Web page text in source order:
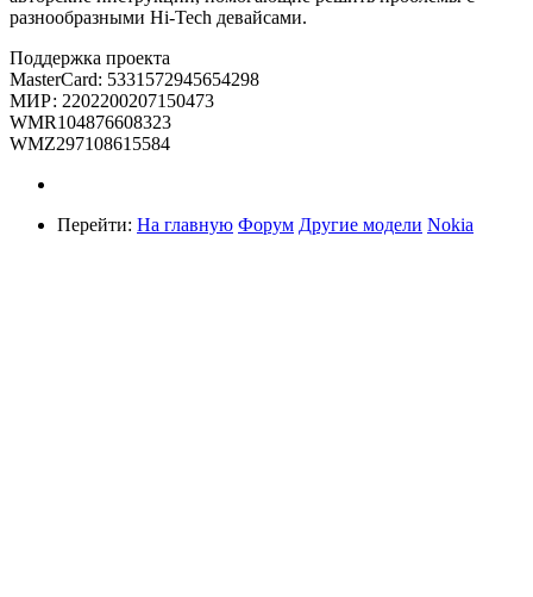
разнообразными Hi-Tech девайсами.
Поддержка проекта
MasterCard: 5331572945654298
МИР: 2202200207150473
WMR104876608323
WMZ297108615584
Перейти: На главную Форум Другие модели Nokia